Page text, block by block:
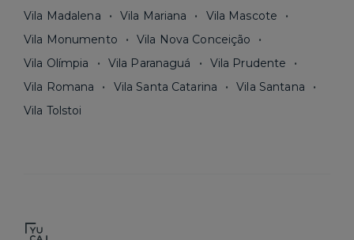
Vila Madalena
Vila Mariana
Vila Mascote
Vila Monumento
Vila Nova Conceição
Vila Olímpia
Vila Paranaguá
Vila Prudente
Vila Romana
Vila Santa Catarina
Vila Santana
Vila Tolstoi